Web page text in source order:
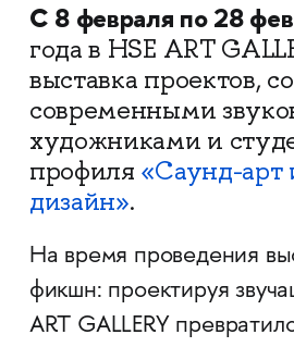
С 8 февраля по 28
года в HSE ART
выставка проектов,
современными
художниками и
профиля «Саунд-арт
дизайн».
На время проведения
фикшн: проектируя
ART GALLERY